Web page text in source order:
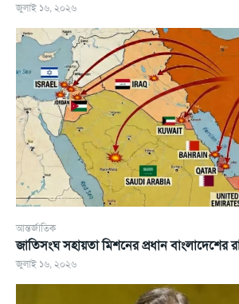
জুলাই ১৬, ২০২৬
আন্তর্জাতিক
জাতিসংঘ সহায়তা মিশনের প্রধান বাংলাদেশের
জুলাই ১৬, ২০২৬